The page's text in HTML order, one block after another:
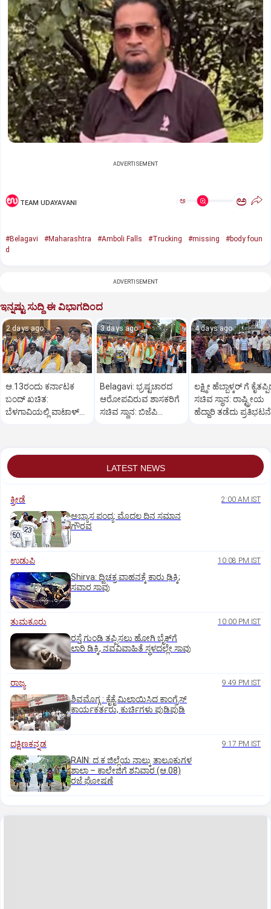
ADVERTISEMENT
TEAM UDAYAVANI ಅ ಅ
#Belagavi #Maharashtra #Amboli Falls #Trucking #missing
#body foun
d
ADVERTISEMENT
ಇನ್ನಷ್ಟು ಸುದ್ದಿ ಈ ವಿಭಾಗದಿಂದ
2 days ago
ಆ.13ರಂದು ಕರ್ನಾಟಕ
ಬಂದ್ ಖಚಿತ:
ಬೆಳಗಾವಿಯಲ್ಲಿ ವಾಟಾಳ್
3 days ago
Belagavi: ಭ್ರಷ್ಟಚಾರದ
ಆರೋಪವಿರುವ ಶಾಸಕರಿಗೆ
ಸಚಿವ ಸ್ಥಾನ: ಬಿಜೆಪಿ
4 days ago
ಲಕ್ಷ್ಮೀ ಹೆಬ್ಬಾಳ್ಕರ್ ಗೆ
ಸಚಿವ ಸ್ಥಾನ: ರಾಷ್ಟ್ರೀಯ
ಹೆದ್ದಾರಿ ತಡೆದು ಪ್ರತಿಭಟನೆ
LATEST NEWS
ಕ್ರೀಡೆ 2:00 AM IST
ಅಭ್ಯಾಸ ಪಂದ್ಯ: ಮೊದಲ ದಿನ ಸಮಾನ
ಗೌರವ
ಉಡುಪಿ 10:08 PM IST
Shirva: ದ್ವಿಚಕ್ರ ವಾಹನಕ್ಕೆ ಕಾರು ಢಿಕ್ಕಿ;
ಸವಾರ ಸಾವು
ತುಮಕೂರು 10:00 PM IST
ರಸ್ತೆ ಗುಂಡಿ ತಪ್ಪಿಸಲು ಹೋಗಿ ಬೈಕ್‌ಗೆ
ಲಾರಿ ಡಿಕ್ಕಿ, ನವವಿವಾಹಿತೆ ಸ್ಥಳದಲ್ಲೇ ಸಾವು
ರಾಜ್ಯ 9:49 PM IST
ಶಿವಮೊಗ್ಗ : ಕೈಕೈ ಮಿಲಾಯಿಸಿದ ಕಾಂಗ್ರೆಸ್
ಕಾರ್ಯಕರ್ತರು, ಕುರ್ಚಿಗಳು ಪುಡಿಪುಡಿ
ದಕ್ಷಿಣಕನ್ನಡ 9:17 PM IST
RAIN: ದ.ಕ ಜಿಲ್ಲೆಯ ನಾಲ್ಕು ತಾಲೂಕುಗಳ
ಶಾಲಾ – ಕಾಲೇಜಿಗೆ ಶನಿವಾರ (ಆ.08)
ರಜೆ ಘೋಷಣೆ